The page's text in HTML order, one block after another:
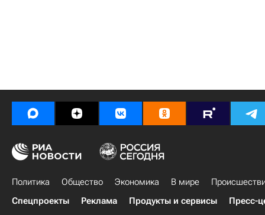
Политика Общество Экономика В мире
Спецпроекты
Реклама Продукты и сервисы Пресс-